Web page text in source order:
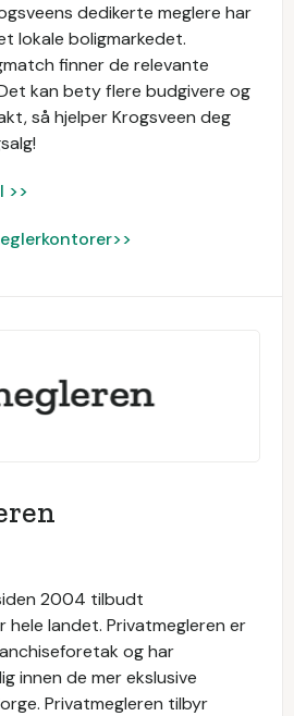
dedikerte meglere har
lokale boligmarkedet.
finner de relevante
kan bety flere budgivere og
så hjelper Krogsveen deg
>>
2004 tilbudt
hele landet. Privatmegleren er
og har
innen de mer ekslusive
Privatmegleren tilbyr